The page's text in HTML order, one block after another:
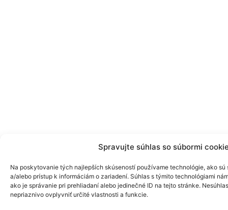
Spravujte súhlas so súbormi
Na poskytovanie tých najlepších skúseností používame technológie, ako
a/alebo prístup k informáciám o zariadení. Súhlas s týmito technológiami
ako je správanie pri prehliadaní alebo jedinečné ID na tejto stránke.
nepriaznivo ovplyvniť určité vlastnosti a funkcie.